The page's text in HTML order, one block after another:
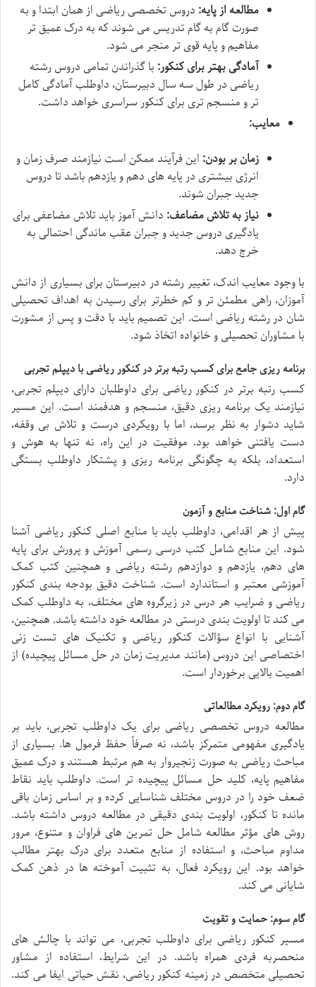
مطالعه از پایه: دروس تخصصی ریاضی از همان ابتدا و به
صورت گام به گام تدریس می شوند که به درک عمیق تر
مفاهیم و پایه قوی تر منجر می شود.
آمادگی بهتر برای کنکور: با گذراندن تمامی دروس رشته
ریاضی در طول سه سال دبیرستان، داوطلب آمادگی کامل
تر و منسجم تری برای کنکور سراسری خواهد داشت.
معایب:
زمان بر بودن: این فرآیند ممکن است نیازمند صرف زمان و
انرژی بیشتری در پایه های دهم و یازدهم باشد تا دروس
جدید جبران شوند.
نیاز به تلاش مضاعف: دانش آموز باید تلاش مضاعفی برای
یادگیری دروس جدید و جبران عقب ماندگی احتمالی به
خرج دهد.
با وجود معایب اندک، تغییر رشته در دبیرستان برای بسیاری از دانش
آموزان، راهی مطمئن تر و کم خطرتر برای رسیدن به اهداف تحصیلی
شان در رشته ریاضی است. این تصمیم باید با دقت و پس از مشورت
با مشاوران تحصیلی و خانواده اتخاذ شود.
برنامه ریزی جامع برای کسب رتبه برتر در کنکور ریاضی با دیپلم تجربی
کسب رتبه برتر در کنکور ریاضی برای داوطلبان دارای دیپلم تجربی،
نیازمند یک برنامه ریزی دقیق، منسجم و هدفمند است. این مسیر
شاید دشوار به نظر برسد، اما با رویکردی درست و تلاش بی وقفه،
دست یافتنی خواهد بود. موفقیت در این راه، نه تنها به هوش و
استعداد، بلکه به چگونگی برنامه ریزی و پشتکار داوطلب بستگی
دارد.
گام اول: شناخت منابع و آزمون
پیش از هر اقدامی، داوطلب باید با منابع اصلی کنکور ریاضی آشنا
شود. این منابع شامل کتب درسی رسمی آموزش و پرورش برای پایه
های دهم، یازدهم و دوازدهم رشته ریاضی و همچنین کتب کمک
آموزشی معتبر و استاندارد است. شناخت دقیق بودجه بندی کنکور
ریاضی و ضرایب هر درس در زیرگروه های مختلف، به داوطلب کمک
می کند تا اولویت بندی درستی در مطالعه خود داشته باشد. همچنین،
آشنایی با انواع سؤالات کنکور ریاضی و تکنیک های تست زنی
اختصاصی این دروس (مانند مدیریت زمان در حل مسائل پیچیده) از
اهمیت بالایی برخوردار است.
گام دوم: رویکرد مطالعاتی
مطالعه دروس تخصصی ریاضی برای یک داوطلب تجربی، باید بر
یادگیری مفهومی متمرکز باشد، نه صرفاً حفظ فرمول ها. بسیاری از
مباحث ریاضی به صورت زنجیروار به هم مرتبط هستند و درک عمیق
مفاهیم پایه، کلید حل مسائل پیچیده تر است. داوطلب باید نقاط
ضعف خود را در دروس مختلف شناسایی کرده و بر اساس زمان باقی
مانده تا کنکور، اولویت بندی دقیقی در مطالعه دروس داشته باشد.
روش های مؤثر مطالعه شامل حل تمرین های فراوان و متنوع، مرور
مداوم مباحث، و استفاده از منابع متعدد برای درک بهتر مطالب
خواهد بود. این رویکرد فعال، به تثبیت آموخته ها در ذهن کمک
شایانی می کند.
گام سوم: حمایت و تقویت
مسیر کنکور ریاضی برای داوطلب تجربی، می تواند با چالش های
منحصربه فردی همراه باشد. در این شرایط، استفاده از مشاور
تحصیلی متخصص در زمینه کنکور ریاضی، نقش حیاتی ایفا می کند.